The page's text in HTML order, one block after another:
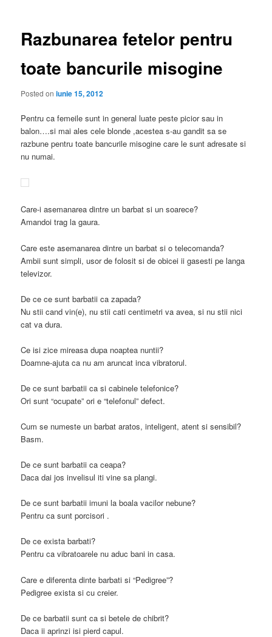
Razbunarea fetelor pentru
toate bancurile misogine
Posted oniunie 15, 2012
Pentru ca femeile sunt in general luate peste picior sau in
balon….si mai ales cele blonde ,acestea s-au gandit sa se
razbune pentru toate bancurile misogine care le sunt adresate si
nu numai.
Care-i asemanarea dintre un barbat si un soarece?
Amandoi trag la gaura.
Care este asemanarea dintre un barbat si o telecomanda?
Ambii sunt simpli, usor de folosit si de obicei ii gasesti pe langa
televizor.
De ce ce sunt barbatii ca zapada?
Nu stii cand vin(e), nu stii cati centimetri va avea, si nu stii nici
cat va dura.
Ce isi zice mireasa dupa noaptea nuntii?
Doamne-ajuta ca nu am aruncat inca vibratorul.
De ce sunt barbatii ca si cabinele telefonice?
Ori sunt “ocupate” ori e “telefonul” defect.
Cum se numeste un barbat aratos, inteligent, atent si sensibil?
Basm.
De ce sunt barbatii ca ceapa?
Daca dai jos invelisul iti vine sa plangi.
De ce sunt barbatii imuni la boala vacilor nebune?
Pentru ca sunt porcisori .
De ce exista barbati?
Pentru ca vibratoarele nu aduc bani in casa.
Care e diferenta dinte barbati si “Pedigree”?
Pedigree exista si cu creier.
De ce barbatii sunt ca si betele de chibrit?
Daca ii aprinzi isi pierd capul.